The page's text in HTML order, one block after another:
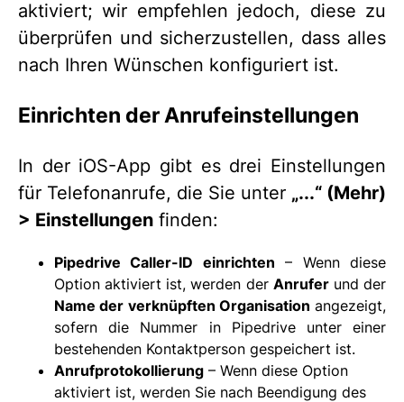
aktiviert; wir empfehlen jedoch, diese zu
überprüfen und sicherzustellen, dass alles
nach Ihren Wünschen konfiguriert ist.
Einrichten der Anrufeinstellungen
In der iOS-App gibt es drei Einstellungen
für Telefonanrufe, die Sie unter „...“ (Mehr)
> Einstellungen finden:
Pipedrive Caller-ID einrichten – Wenn diese
Option aktiviert ist, werden der Anruferund der
Name der verknüpften Organisation angezeigt,
sofern die Nummer in Pipedrive unter einer
bestehenden Kontaktperson gespeichert ist.
Anrufprotokollierung – Wenn diese Option
aktiviert ist, werden Sie nach Beendigung des